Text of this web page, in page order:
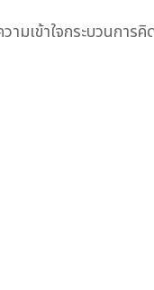
ามเข้าใจกระบวนการ